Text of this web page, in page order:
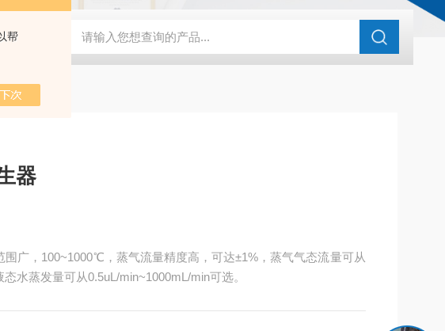
帮
室SCR脱硝催化剂评价装置 亿科 实验室催化剂评价系统微反装置 HG-05A湿度
器
围广，100~1000℃，蒸气流量精度高，可达±1%，蒸气气态流量可从
水蒸发量可从0.5uL/min~1000mL/min可选。